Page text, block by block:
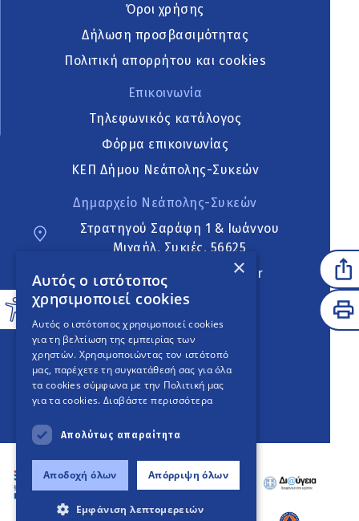
Όροι χρήσης
Δήλωση προσβασιμότητας
Πολιτική απορρήτου και cookies
Επικοινωνία
Τηλεφωνικός κατάλογος
Φόρμα επικοινωνίας
ΚΕΠ Δήμου Νεάπολης-Συκεών
Δημαρχείο Νεάπολης-Συκεών
Στρατηγού Σαράφη 1 & Ιωάννου
Μιχαήλ, Συκιές, 56625
neapoli.sykies@ddt.gov.gr
Ακολουθήστε
English Version
An project
×
Αυτός ο ιστότοπος
χρησιμοποιεί cookies
Αυτός ο ιστότοπος χρησιμοποιεί cookies
για τη βελτίωση της εμπειρίας των
χρηστών. Χρησιμοποιώντας τον ιστότοπό
μας, παρέχετε τη συγκατάθεσή σας για όλα
τα cookies σύμφωνα με την Πολιτική μας
για τα cookies. Διαβάστε περισσότερα
Απολύτως απαραίτητα
Αποδοχή όλων Απόρριψη όλων
Εμφάνιση λεπτομερειών